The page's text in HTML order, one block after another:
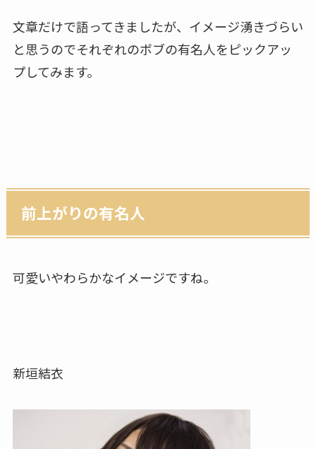
文章だけで語ってきましたが、イメージ湧きづらい
と思うのでそれぞれのボブの有名人をピックアッ
プしてみます。
前上がりの有名人
可愛いやわらかなイメージですね。
新垣結衣